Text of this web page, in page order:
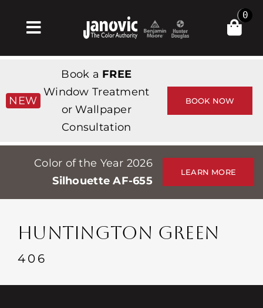
Toggle
Navigation
Products & Services
Κατάστημα
Professionals
Stores
Εκδηλώσεις
Επαφή
0
NEW
Book a FREE
Window Treatment
or Wallpaper
Consultation
BOOK NOW
Color of the Year 2026
Silhouette AF-655
LEARN MORE
HUNTINGTON GREEN
406